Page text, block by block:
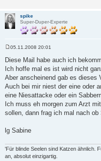
spike
Super-Duper-Experte
e
t
r
a
g
05.11.2008 20:01
Diese Mail habe auch ich
Ich hoffe mal es ist wird nicht
Aber anscheinend gab es dieses
Auch bei mir niest der eine oder
eine Niesattacke oder ein
Ich muss eh morgen zum Arzt
sollen, dann frag ich mal nach
lg Sabine
'Für blinde Seelen sind Katzen ähnlich.
an, absolut einzigartig.